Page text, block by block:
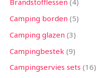
Brandstofflessen 4
Camping borden 5
Camping glazen 3
Campingbestek 9
Campingservies sets 16